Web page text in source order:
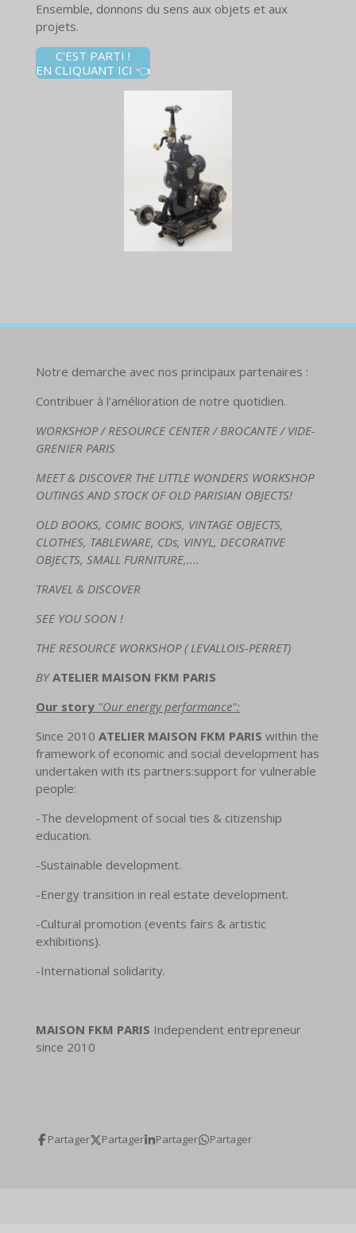
Ensemble, donnons du sens aux objets et aux
projets.
C'EST PARTI !
EN CLIQUANT ICI 👈
Notre demarche avec nos principaux partenaires :
Contribuer à l'amélioration de notre quotidien.
WORKSHOP / RESOURCE CENTER / BROCANTE / VIDE-
GRENIER PARIS
MEET & DISCOVER THE LITTLE WONDERS WORKSHOP
OUTINGS AND STOCK OF OLD PARISIAN OBJECTS!
OLD BOOKS, COMIC BOOKS, VINTAGE OBJECTS,
CLOTHES, TABLEWARE, CDs, VINYL, DECORATIVE
OBJECTS, SMALL FURNITURE,....
TRAVEL & DISCOVER
SEE YOU SOON !
THE RESOURCE WORKSHOP ( LEVALLOIS-PERRET)
BY ATELIER MAISON FKM PARIS
Our story"Our energy performance":
Since 2010 ATELIER MAISON FKM PARIS within the
framework of economic and social development has
undertaken with its partners:support for vulnerable
people:
-The development of social ties & citizenship
education.
-Sustainable development.
-Energy transition in real estate development.
-Cultural promotion (events fairs & artistic
exhibitions).
-International solidarity.
MAISON FKM PARIS Independent entrepreneur
since 2010
Partager Partager Partager Partager